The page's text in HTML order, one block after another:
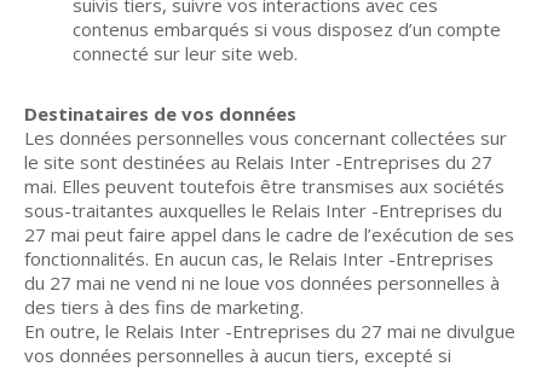
suivis tiers, suivre vos interactions avec ces
contenus embarqués si vous disposez d’un compte
connecté sur leur site web.
Destinataires de vos données
Les données personnelles vous concernant collectées sur
le site sont destinées au Relais Inter -Entreprises du 27
mai. Elles peuvent toutefois être transmises aux sociétés
sous-traitantes auxquelles le Relais Inter -Entreprises du
27 mai peut faire appel dans le cadre de l’exécution de ses
fonctionnalités. En aucun cas, le Relais Inter -Entreprises
du 27 mai ne vend ni ne loue vos données personnelles à
des tiers à des fins de marketing.
En outre, le Relais Inter -Entreprises du 27 mai ne divulgue
vos données personnelles à aucun tiers, excepté si